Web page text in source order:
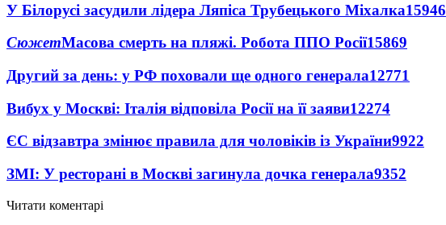
У Білорусі засудили лідера Ляпіса Трубецького Міхалка15946
СюжетМасова смерть на пляжі. Робота ППО Росії15869
Другий за день: у РФ поховали ще одного генерала12771
Вибух у Москві: Італія відповіла Росії на її заяви12274
ЄС відзавтра змінює правила для чоловіків із України9922
ЗМІ: У ресторані в Москві загинула дочка генерала9352
Читати коментарі